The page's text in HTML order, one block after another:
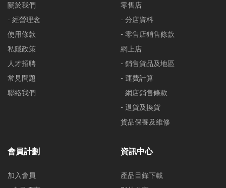
關於我們
- 經營理念
使用條款
私隱政策
人才招聘
常見問題
聯絡我們
零售店
- 分店資料
- 零售店銷售條款
網上店
- 銷售貨品及地區
- 運費計算
- 網店銷售條款
- 退貨及換貨
貨品保養及維修
會員計劃
加入會員
資訊中心
產品目錄下載